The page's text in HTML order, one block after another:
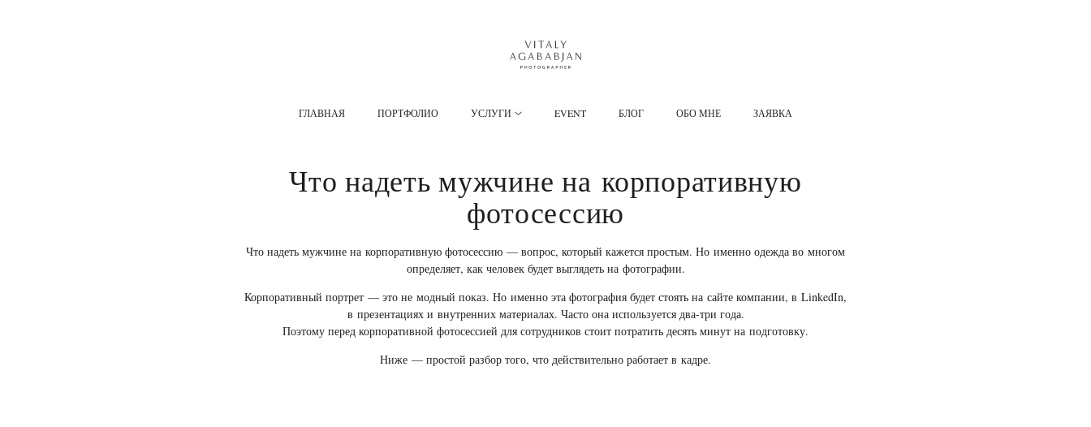
ГЛАВНАЯ ПОРТФОЛИО УСЛУГИ EVENT БЛОГ ОБО МНЕ ЗАЯВКА
Что надеть мужчине на корпоративную
фотосессию
Что надеть мужчине на корпоративную фотосессию — вопрос, который кажется простым. Но именно одежда во многом
определяет, как человек будет выглядеть на фотографии.
Корпоративный портрет — это не модный показ. Но именно эта фотография будет стоять на сайте компании, в LinkedIn,
в презентациях и внутренних материалах. Часто она используется два-три года.
Поэтому перед корпоративной фотосессией для сотрудников стоит потратить десять минут на подготовку.
Ниже — простой разбор того, что действительно работает в кадре.